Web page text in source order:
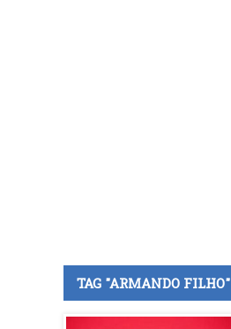
TAG "ARMANDO FILHO"